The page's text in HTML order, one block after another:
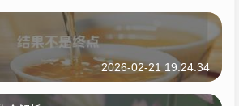
2026-02-21 19:24:34